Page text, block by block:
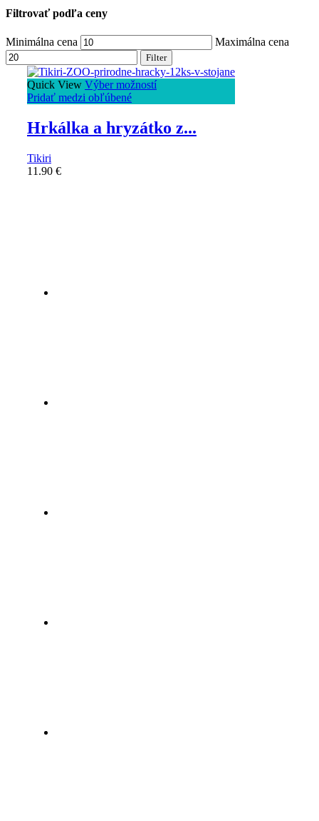
Filtrovať podľa ceny
Minimálna cena Maximálna cena
Filter
Quick View Výber možností
Pridať medzi obľúbené
Hrkálka a hryzátko z...
Tikiri
11.90 €